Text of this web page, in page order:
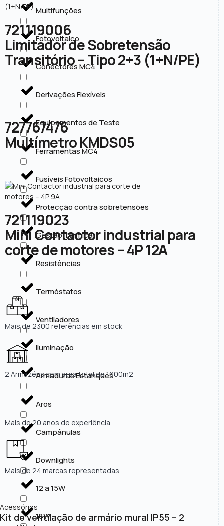
Multifunções
Fotovoltaico
Conectores MC4
Derivações Flexíveis
Equipamentos de Teste
Ferramentas MC4
Fusíveis Fotovoltaicos
Protecção contra sobretensões
Gestão Térmica
Resistências
Termóstatos
Ventiladores
Iluminação
Armaduras Estanques
Aros
Campânulas
Downlights
12 a 15W
18W
721119006
Limitador de Sobretensão
Transitório – Tipo 2+3 (1+N/PE)
727767476
Multímetro KMDS05
721119023
Mini Contactor industrial para
corte de motores – 4P 12A
Mais de 2300 referências em stock
2 Armazéns com área total de 1600m2
Mais de 20 anos de experiência
Mais de 24 marcas representadas
Acessórios
Kit de ventilação de armário mural IP55 – 2